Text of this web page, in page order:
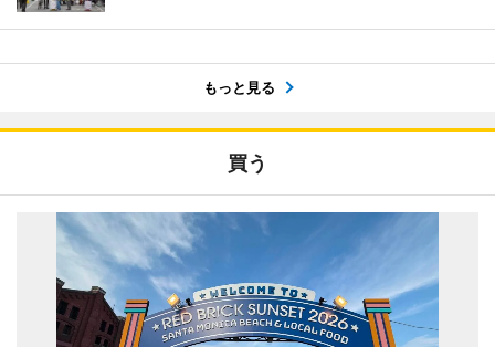
もっと見る
買う